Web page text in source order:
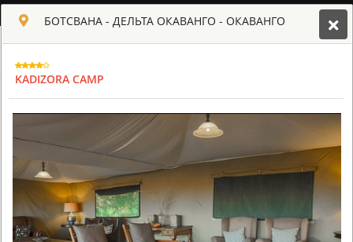
РУССКИЙ
БОТСВАНА - ДЕЛЬТА ОКАВАНГО
БОТСВАНА - ДЕЛЬТА ОКАВАНГО - ОКАВАНГО
KADIZORA CAMP